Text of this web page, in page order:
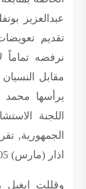
عبدالعزيز
تقديم
نرفضه
مقابل
يرأسها
اللجنة
الجمهورية,
اذار (مارس) 2005.
وقللت ايغيل